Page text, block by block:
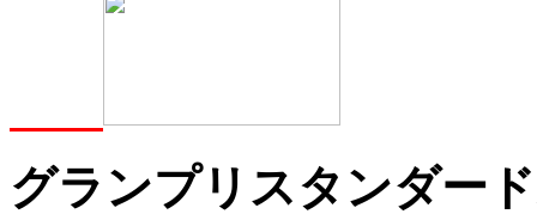
グランプリスタンダー